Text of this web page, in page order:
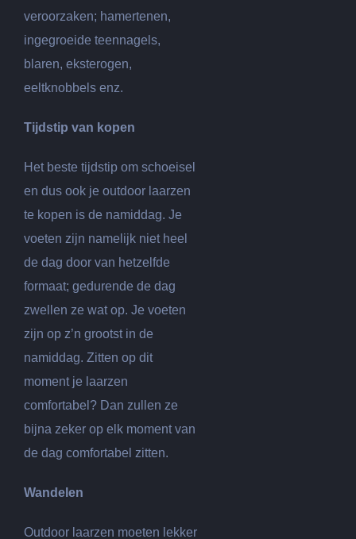
veroorzaken; hamertenen,
ingegroeide teennagels,
blaren, eksterogen,
eeltknobbels enz.
Tijdstip van kopen
Het beste tijdstip om schoeisel
en dus ook je outdoor laarzen
te kopen is de namiddag. Je
voeten zijn namelijk niet heel
de dag door van hetzelfde
formaat; gedurende de dag
zwellen ze wat op. Je voeten
zijn op z’n grootst in de
namiddag. Zitten op dit
moment je laarzen
comfortabel? Dan zullen ze
bijna zeker op elk moment van
de dag comfortabel zitten.
Wandelen
Outdoor laarzen moeten lekker